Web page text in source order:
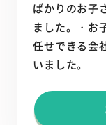
ばかりのお子
ました。・お
任せできる会
いました。